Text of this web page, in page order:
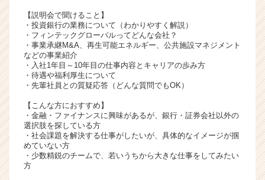
ス
カ
ウ
が
届
就
活
サ
イ
ト
【説明会で聞けること】
・投資銀行の業務について（わかりやすく解説）
・フィンテックグローバルってどんな会社？
・事業承継M&A、再生可能エネルギー、公共施設マネジメント
などの事業紹介
・入社1年目～10年目の仕事内容とキャリアの歩み方
・待遇や福利厚生について
・先輩社員との質疑応答（どんな質問でもOK）
【こんな方におすすめ】
・金融・ファイナンスに興味があるが、銀行・証券会社以外の
選択肢を探している方
・社会課題を解決する仕事がしたいが、具体的なイメージが掴
めていない方
・少数精鋭のチームで、若いうちから大きな仕事をしてみたい
方